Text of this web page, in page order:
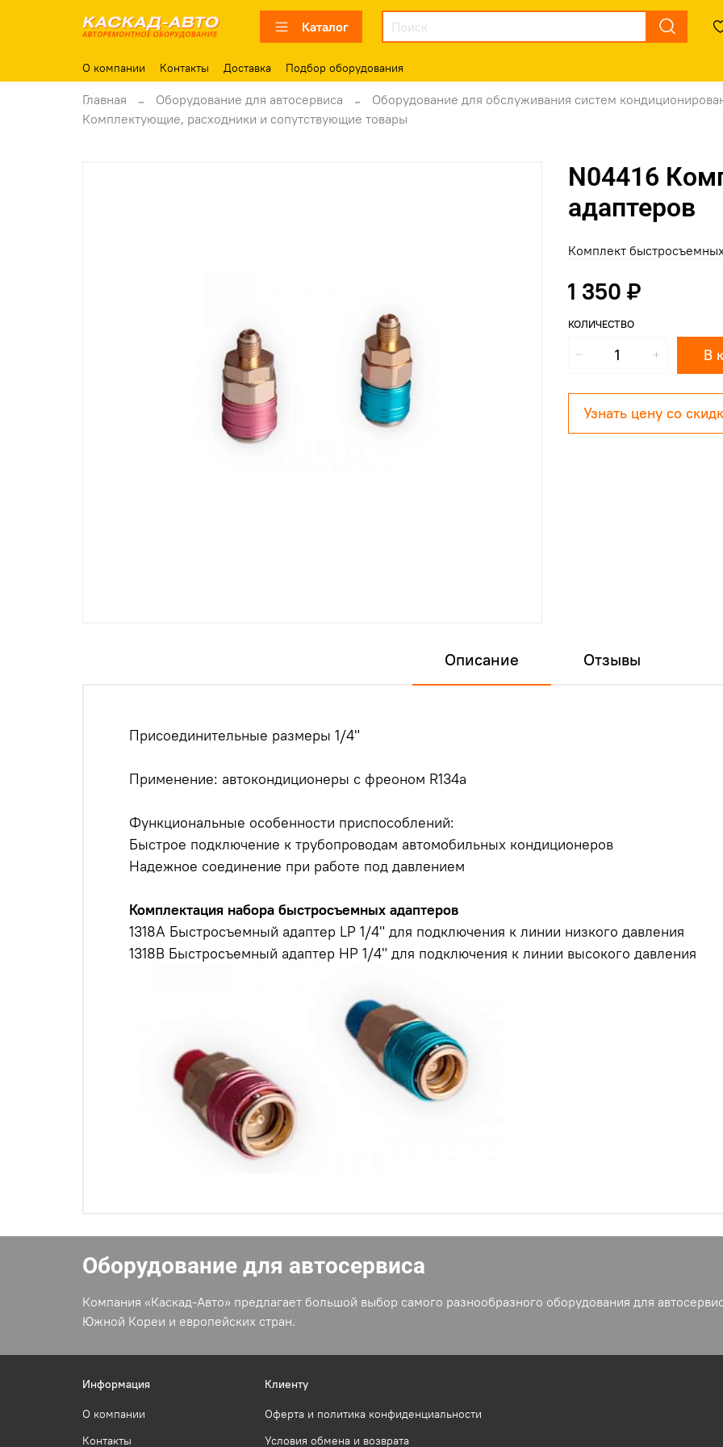
Каталог
О компании Контакты Доставка Подбор оборудования
Главная Оборудование для автосервиса
Оборудование для обслуживания систем
Комплектующие, расходники и сопутствующие товары
N04416
адаптеров
1 350 ₽
КОЛИЧЕСТВО
В
Узнать цену со
Комплект
Описание Отзывы
Присоединительные размеры 1/4"
Применение: автокондиционеры с фреоном R134a
Функциональные особенности приспособлений:
Быстрое подключение к трубопроводам автомобильных кондиционеров
Надежное соединение при работе под давлением
Комплектация набора быстросъемных адаптеров
1318A Быстросъемный адаптер LP 1/4" для подключения к линии низкого давления
1318B Быстросъемный адаптер HP 1/4" для подключения к линии высокого давления
Оборудование для автосервиса
Компания «Каскад-Авто» предлагает большой выбор самого разнообразного оборудования для
Южной Кореи и европейских стран.
Информация
О компании
Контакты
Клиенту
Оферта и политика конфиденциальности
Условия обмена и возврата